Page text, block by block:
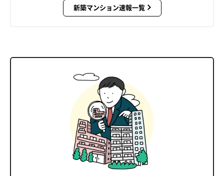
新築マンション速報一覧